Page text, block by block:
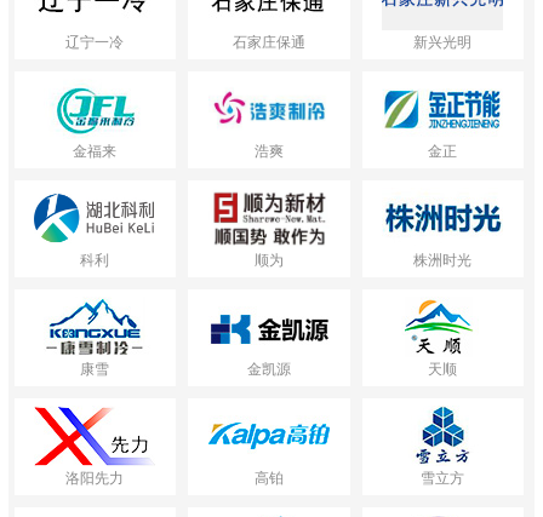
辽宁一冷 石家庄保通 新兴光明
金福来 浩爽 金正
科利 顺为 株洲时光
康雪 金凯源 天顺
洛阳先力 高铂 雪立方